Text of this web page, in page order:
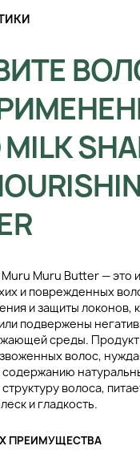
Muru Butter — это
и поврежденных
и защиты локонов,
подвержены
среды. Продукт
волос,
волоса,
и гладкость.
ПРЕИМУЩЕСТВА